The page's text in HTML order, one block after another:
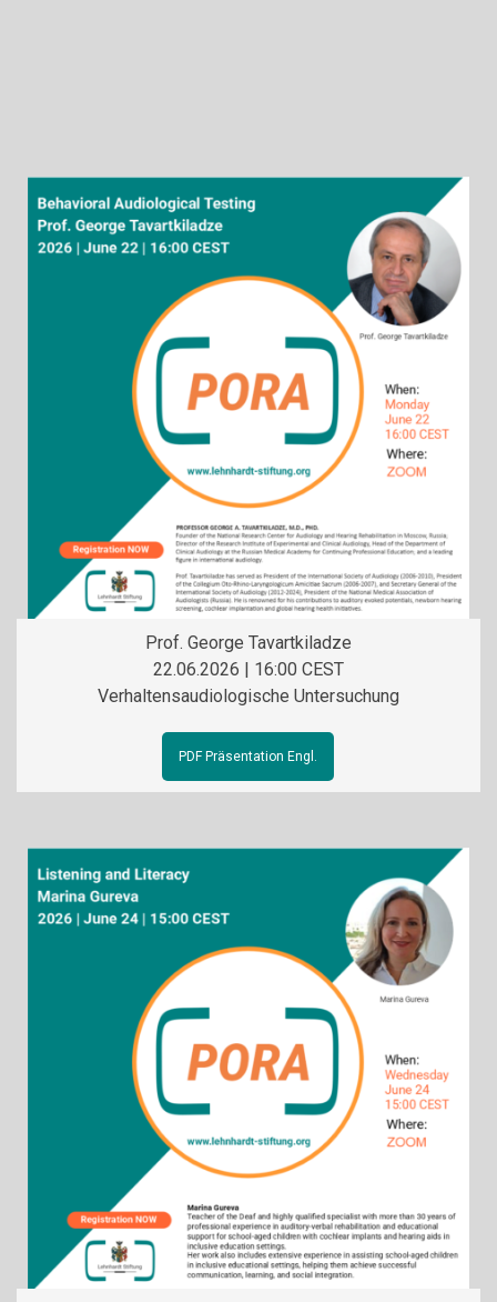
Prof. George Tavartkiladze
22.06.2026 | 16:00 CEST
Verhaltensaudiologische Untersuchung
PDF Präsentation Engl.